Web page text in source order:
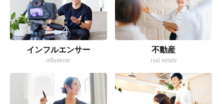
インフルエンサー
influencer
不動産
real estate